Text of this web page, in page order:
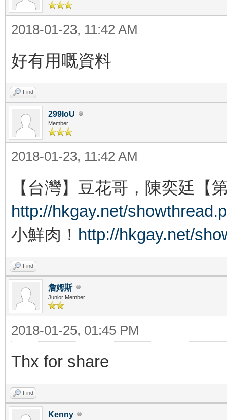
2018-01-23, 11:42 AM
好有用嘅資料
Find
299IoU
Member
2018-01-23, 11:42 AM
【台灣】豆花哥，陳奕廷【
http://hkgay.net/
小鮮肉！ http://hkgay.net/
Find
詹姆斯
Junior Member
2018-01-25, 01:45 PM
Thx for share
Find
Kenny